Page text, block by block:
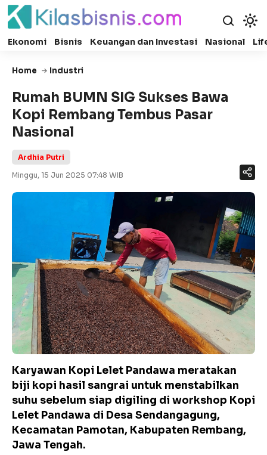
Ekonomi Bisnis Keuangan dan Investasi Nasional
Home Industri
Rumah BUMN SIG Sukses Bawa
Kopi Rembang Tembus Pasar
Nasional
Ardhia Putri
Minggu, 15 Jun 2025 07:48 WIB
Karyawan Kopi Lelet Pandawa meratakan
biji kopi hasil sangrai untuk menstabilkan
suhu sebelum siap digiling di workshop Kopi
Lelet Pandawa di Desa Sendangagung,
Kecamatan Pamotan, Kabupaten Rembang,
Jawa Tengah.